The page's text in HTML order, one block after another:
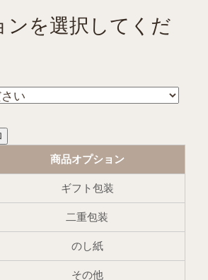
ンを選択してくだ
商品オプション
ギフト包装
二重包装
のし紙
その他